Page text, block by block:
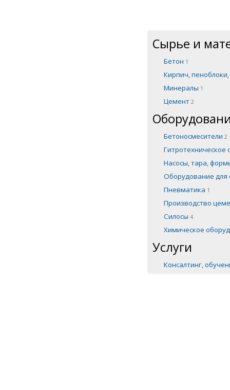
Сырье и
Бетон 1
Кирпич,
Минералы 1
Цемент 2
Бетоносмесители 2
Насосы, тара,
Оборудование для
Пневматика 1
Производство
Силосы 4
Химическое
Услуги
Консалтинг,